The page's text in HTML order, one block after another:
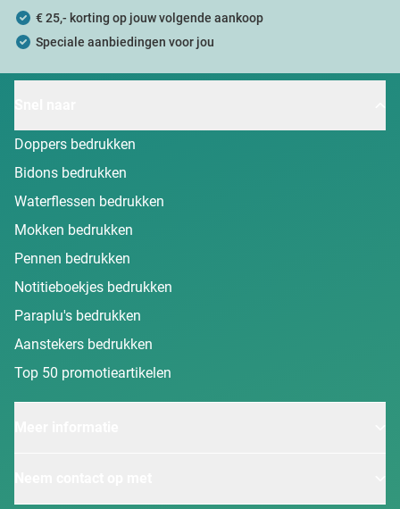
€ 25,- korting op jouw volgende aankoop
Speciale aanbiedingen voor jou
Doppers bedrukken
Bidons bedrukken
Waterflessen bedrukken
Mokken bedrukken
Pennen bedrukken
Notitieboekjes bedrukken
Paraplu's bedrukken
Aanstekers bedrukken
Top 50 promotieartikelen